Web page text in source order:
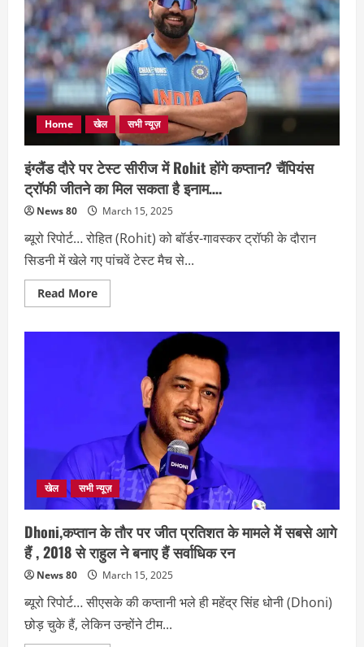
जुटे,MS
Dhoni
नेट्स
पर
जमकर
की
बल्लेबाजी;
Home खेल सभी न्यूज़
इंग्लैंड दौरे पर टेस्ट सीरीज में Rohit होंगे कप्तान? चैंपियंस
ट्रॉफी जीतने का मिल सकता है इनाम….
News 80 March 15, 2025
ब्यूरो रिपोर्ट… रोहित (Rohit) को बॉर्डर-गावस्कर ट्रॉफी के दौरान
सिडनी में खेले गए पांचवें टेस्ट मैच से...
Read MoreRead
more
ट्रॉफी
मिल
सकता
है
इनाम….
खेल सभी न्यूज़
Dhoni,कप्तान के तौर पर जीत प्रतिशत के मामले में सबसे आगे
हैं , 2018 से राहुल ने बनाए हैं सर्वाधिक रन
News 80 March 15, 2025
ब्यूरो रिपोर्ट… सीएसके की कप्तानी भले ही महेंद्र सिंह धोनी (Dhoni)
छोड़ चुके हैं, लेकिन उन्होंने टीम...